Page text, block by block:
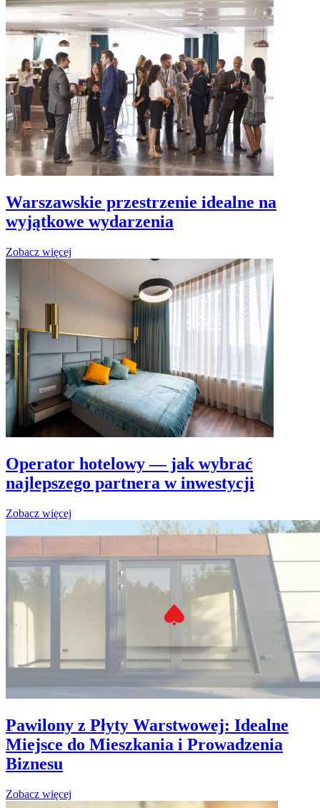
Warszawskie przestrzenie idealne na
wyjątkowe wydarzenia
Zobacz więcej
Operator hotelowy — jak wybrać
najlepszego partnera w inwestycji
Zobacz więcej
Pawilony z Płyty Warstwowej: Idealne
Miejsce do Mieszkania i Prowadzenia
Biznesu
Zobacz więcej